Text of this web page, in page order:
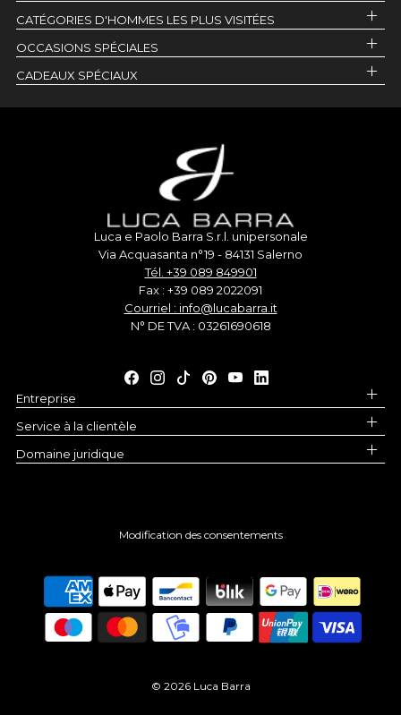
CATÉGORIES D'HOMMES LES PLUS VISITÉES
OCCASIONS SPÉCIALES
CADEAUX SPÉCIAUX
Luca e Paolo Barra S.r.l. unipersonale
Via Acquasanta n°19 - 84131 Salerno
Tél. +39 089 849901
Fax : +39 089 2022091
Courriel : info@lucabarra.it
N° DE TVA : 03261690618
Entreprise
Service à la clientèle
Domaine juridique
Modification des consentements
© 2026 Luca Barra